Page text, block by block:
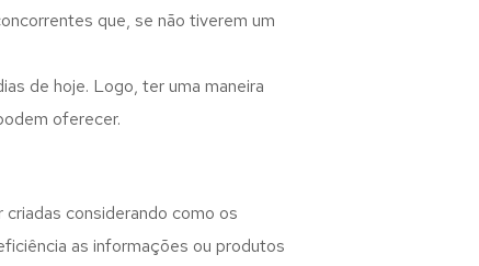
que, se não tiverem um
de hoje. Logo, ter uma maneira
oferecer.
criadas considerando como os
as informações ou produtos